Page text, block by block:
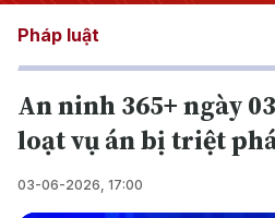
Pháp luật
An ninh 365+ ngày
loạt vụ án bị triệt
03-06-2026, 17:00